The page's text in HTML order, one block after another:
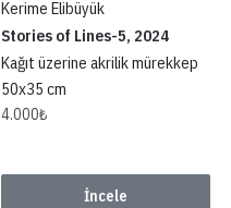
Kerime Elibüyük
Stories of Lines-5, 2024
Kağıt üzerine akrilik mürekkep
50x35 cm
4.000₺
İncele